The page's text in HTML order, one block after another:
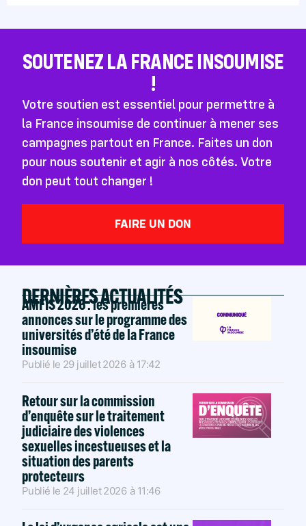
SOUTENEZ LA FRANCE INSOUMISE
!
Votre soutien est essentiel pour permettre à
la France insoumise de continuer à mener ses
campagnes partout en France. Faites un don
pour nous soutenir et agir à nos côtés. Votre
don peut tout changer !
FAIRE UN DON
DERNIÈRES ACTUALITÉS
AMFIS 2026 : les premières
annonces sur le programme des
universités d’été de la France
insoumise
Publié le 29 juillet 2026 à 17:42
Retour sur la commission
d’enquête sur le traitement
judiciaire des violences
sexuelles incestueuses et la
situation des parents
protecteurs
Publié le 24 juillet 2026 à 11:46